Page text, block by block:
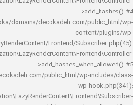
decoka/domains/decokadeh.com/
LazyRenderContent/Frontend/
decokadeh.com/public_html/wp-
wp-